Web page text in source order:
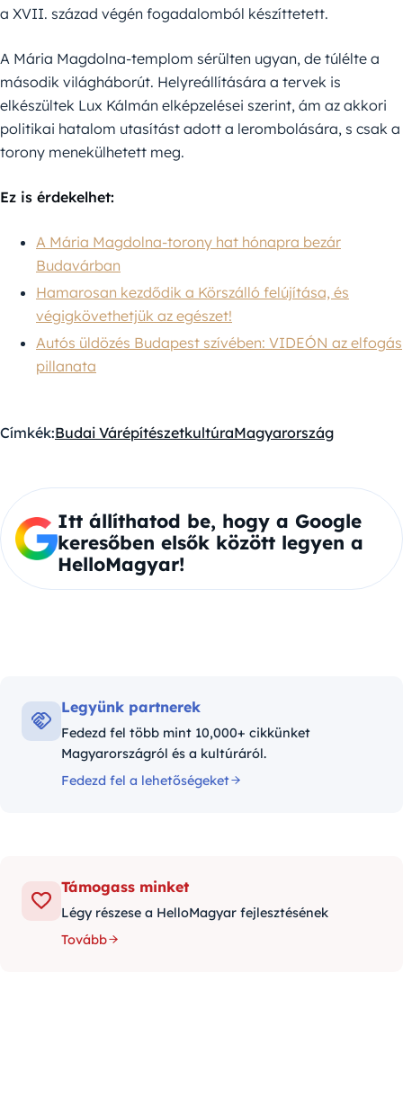
a XVII. század végén fogadalomból készíttetett.
A Mária Magdolna-templom sérülten ugyan, de túlélte a
második világháborút. Helyreállítására a tervek is
elkészültek Lux Kálmán elképzelései szerint, ám az akkori
politikai hatalom utasítást adott a lerombolására, s csak a
torony menekülhetett meg.
Ez is érdekelhet:
A Mária Magdolna-torony hat hónapra bezár
Budavárban
Hamarosan kezdődik a Körszálló felújítása, és
végigkövethetjük az egészet!
Autós üldözés Budapest szívében: VIDEÓN az elfogás
pillanata
Címkék:Budai VárépítészetkultúraMagyarország
Itt állíthatod be, hogy a Google
keresőben elsők között legyen a
HelloMagyar!
Legyünk partnerek
Fedezd fel több mint 10,000+ cikkünket
Magyarországról és a kultúráról.
Fedezd fel a lehetőségeket
Támogass minket
Légy részese a HelloMagyar fejlesztésének
Tovább